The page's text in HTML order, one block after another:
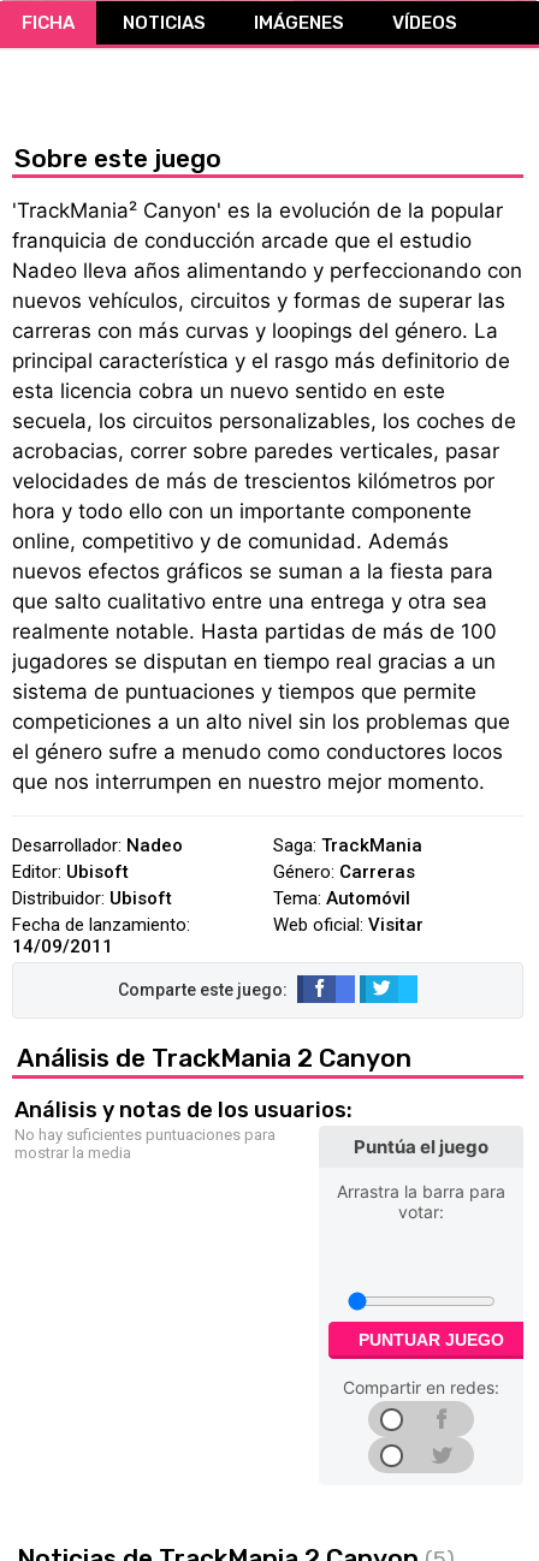
CÓMICS
FICHA NOTICIAS IMÁGENES VÍDEOS
Sobre este juego
'TrackMania² Canyon' es la evolución de la popular
franquicia de conducción arcade que el estudio
Nadeo lleva años alimentando y perfeccionando con
nuevos vehículos, circuitos y formas de superar las
carreras con más curvas y loopings del género. La
principal característica y el rasgo más definitorio de
esta licencia cobra un nuevo sentido en este
secuela, los circuitos personalizables, los coches de
acrobacias, correr sobre paredes verticales, pasar
velocidades de más de trescientos kilómetros por
hora y todo ello con un importante componente
online, competitivo y de comunidad. Además
nuevos efectos gráficos se suman a la fiesta para
que salto cualitativo entre una entrega y otra sea
realmente notable. Hasta partidas de más de 100
jugadores se disputan en tiempo real gracias a un
sistema de puntuaciones y tiempos que permite
competiciones a un alto nivel sin los problemas que
el género sufre a menudo como conductores locos
que nos interrumpen en nuestro mejor momento.
Desarrollador: Nadeo
Editor: Ubisoft
Distribuidor: Ubisoft
Fecha de lanzamiento:
14/09/2011
Saga: TrackMania
Género: Carreras
Tema: Automóvil
Web oficial: Visitar
Análisis de TrackMania 2 Canyon
Análisis y notas de los usuarios:
No hay suficientes puntuaciones para
mostrar la media
Puntúa el juego
Arrastra la barra para
votar:
PUNTUAR JUEGO
Compartir en redes: